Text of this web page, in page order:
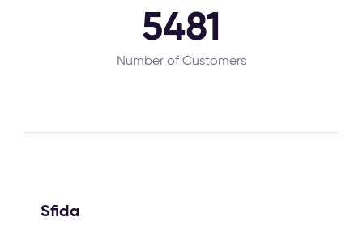
5481
Number of Customers
Sfida